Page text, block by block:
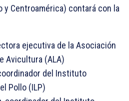
Centroamérica) contará con la
ejecutiva de la Asociación
Avicultura (ALA)
del Instituto
Pollo (ILP)